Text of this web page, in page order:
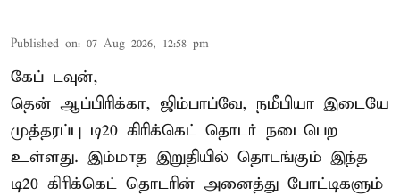
Published on: 07 Aug 2026, 12:58 pm
கேப் டவுன்,
தென் ஆப்பிரிக்கா, ஜிம்பாப்வே, நமீபியா இடையே
முத்தரப்பு டி20 கிரிக்கெட் தொடர் நடைபெற
உள்ளது. இம்மாத இறுதியில் தொடங்கும் இந்த
டி20 கிரிக்கெட் தொடரின் அனைத்து போட்டிகளும்